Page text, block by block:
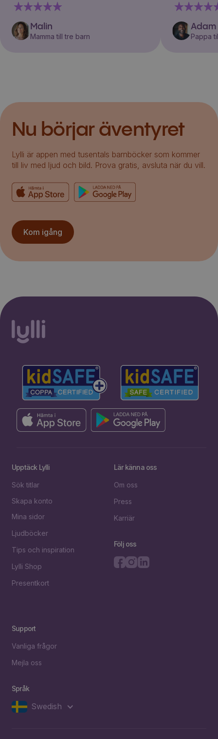
Malin
Mamma till tre barn
Adam
Pappa
Nu börjar äventyret
Lylli är appen med tusentals barnböcker som kommer
till liv med ljud och bild. Prova gratis, avsluta när du vill.
Kom igång
Upptäck Lylli
Sök titlar
Skapa konto
Mina sidor
Ljudböcker
Tips och inspiration
Lylli Shop
Presentkort
Lär känna oss
Om oss
Press
Karriär
Följ oss
Support
Vanliga frågor
Mejla oss
Språk
Swedish